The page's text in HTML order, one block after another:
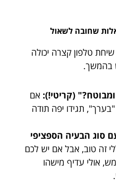
שחובה לשאול
טלפון קצרה יכולה
בהמשך.
(קריטי!): אם
תגידו יפה תודה
סוג הבעיה הספציפי
זה טוב, אבל אם יש לכם
אולי עדיף מישהו